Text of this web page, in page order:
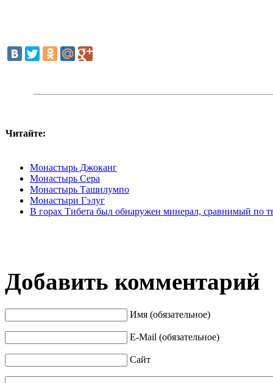
Читайте:
Монастырь Джоканг
Монастырь Сера
Монастырь Ташилумпо
Монастыри Гэлуг
В горах Тибета был обнаружен минерал, сравнимый по
Добавить комментарий
Имя (обязательное)
E-Mail (обязательное)
Сайт